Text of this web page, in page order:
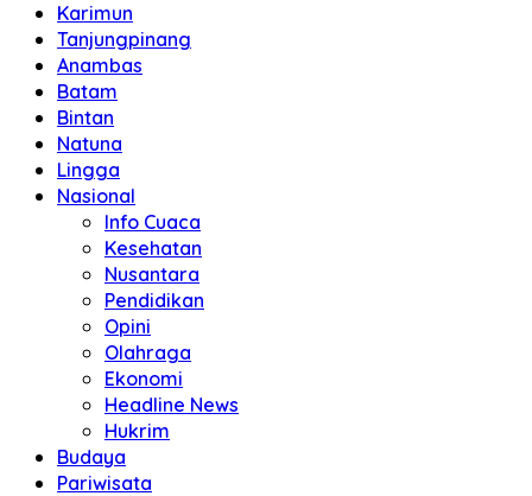
Karimun
Tanjungpinang
Anambas
Batam
Bintan
Natuna
Lingga
Nasional
Info Cuaca
Kesehatan
Nusantara
Pendidikan
Opini
Olahraga
Ekonomi
Headline News
Hukrim
Budaya
Pariwisata